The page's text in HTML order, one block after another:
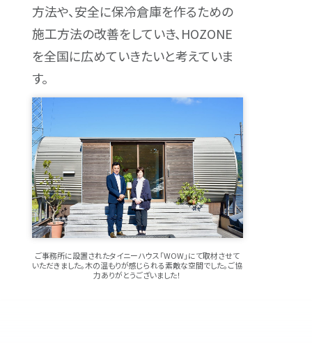
方法や、安全に保冷倉庫を作るための
施工方法の改善をしていき、HOZONE
を全国に広めていきたいと考えていま
す。
ご事務所に設置されたタイニーハウス「WOW」にて取材させて
いただきました。木の温もりが感じられる素敵な空間でした。ご協
力ありがとうございました！